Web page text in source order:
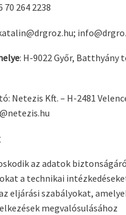
264 2238
: H-9022 Győr, Batthyány
Netezis Kft. – H-2481
az adatok
a technikai
eljárási szabályokat,
megvalósulásához